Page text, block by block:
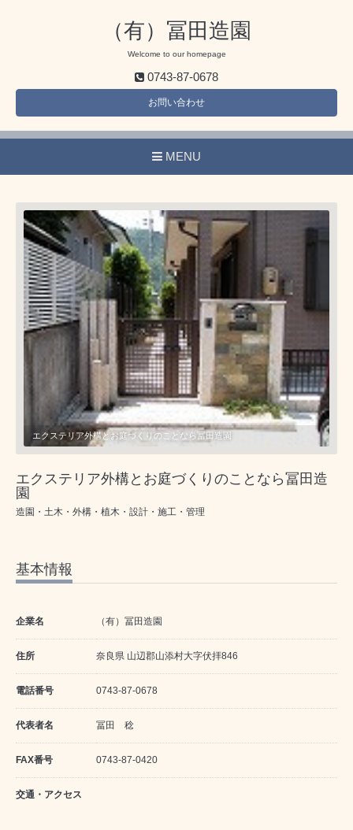
（有）冨田造園
Welcome to our homepage
0743-87-0678
お問い合わせ
MENU
エクステリア外構とお庭づくりのことなら冨田造園
エクステリア外構とお庭づくりのことなら冨田造
園
造園・土木・外構・植木・設計・施工・管理
基本情報
企業名 （有）冨田造園
住所 奈良県 山辺郡山添村大字伏拝846
電話番号 0743-87-0678
代表者名 冨田 稔
FAX番号 0743-87-0420
交通・アクセス